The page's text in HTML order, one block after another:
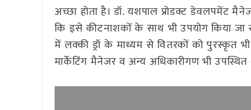
अच्छा होता है। डॉ. यशपाल प्रोडक्ट डेवलपमेंट
कि इसे कीटनाशकों के साथ भी उपयोग किया जा
में लक्की ड्रॉ के माध्यम से वितरकों को पुरस्कृत
मार्केटिंग मैनेजर व अन्य अधिकारीगण भी उपस्थित